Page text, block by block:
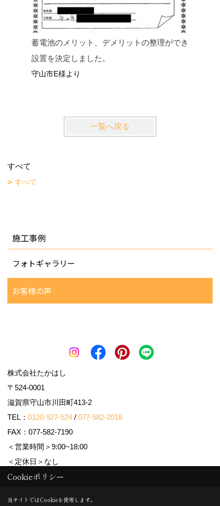
蓄電池のメリット、デメリットの整理ができ
設置を決定しました。
守山市E様より
一覧へ戻る
すべて
すべて
施工事例
フォトギャラリー
お客様の声
株式会社たかはし
〒524-0001
滋賀県守山市川田町413-2
TEL： 0120-927-524 / 077-582-2018
FAX：077-582-7190
＜営業時間＞9:00~18:00
＜定休日＞なし
Copyright (c) 株式会社たかはし. All Rights Reserved.
Cookieポリシー
当サイトではCookieを使用します。